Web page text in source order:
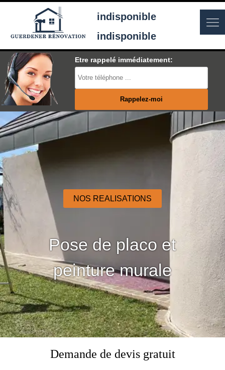
indisponible
indisponible
Etre rappelé immédiatement:
NOS REALISATIONS
Pose de placo et
peinture murale
Demande de devis gratuit